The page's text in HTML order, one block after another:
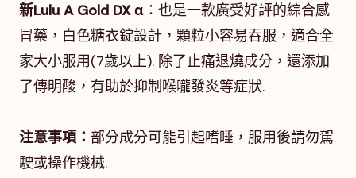
新Lulu A Gold DX α ：也是一款廣受好評的綜合感
冒藥，白色糖衣錠設計，顆粒小容易吞服，適合全
家大小服用(7歲以上). 除了止痛退燒成分，還添加
了傳明酸，有助於抑制喉嚨發炎等症狀.
注意事項： 部分成分可能引起嗜睡，服用後請勿駕
駛或操作機械.